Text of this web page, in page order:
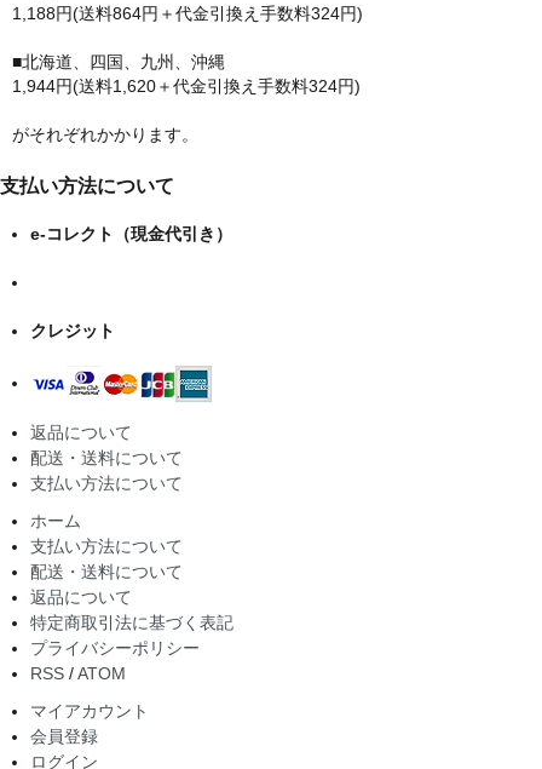
1,188円(送料864円＋代金引換え手数料324円)
■北海道、四国、九州、沖縄
1,944円(送料1,620＋代金引換え手数料324円)
がそれぞれかかります。
支払い方法について
e-コレクト（現金代引き）
クレジット
返品について
配送・送料について
支払い方法について
ホーム
支払い方法について
配送・送料について
返品について
特定商取引法に基づく表記
プライバシーポリシー
RSS /ATOM
マイアカウント
会員登録
ログイン